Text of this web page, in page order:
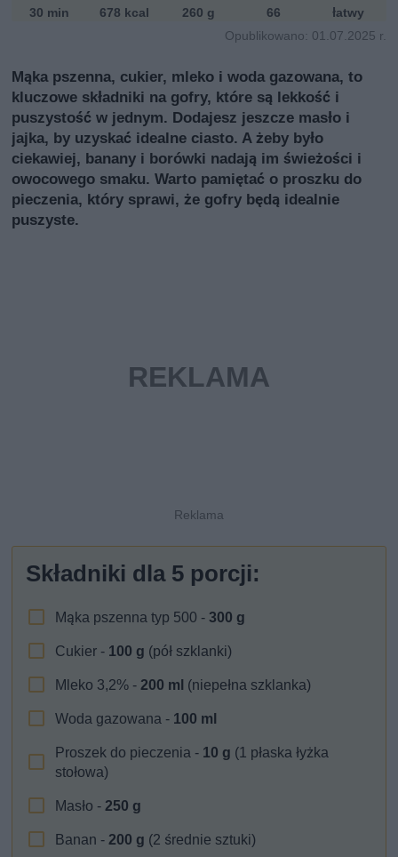
ń
30 min 678 kcal 260 g 66
łatwy
Opublikowano: 01.07.2025 r.
Mąka pszenna, cukier, mleko i woda gazowana, to
kluczowe składniki na gofry, które są lekkość i
puszystość w jednym. Dodajesz jeszcze masło i
jajka, by uzyskać idealne ciasto. A żeby było
ciekawiej, banany i borówki nadają im świeżości i
owocowego smaku. Warto pamiętać o proszku do
pieczenia, który sprawi, że gofry będą idealnie
puszyste.
Składniki dla 5 porcji:
Mąka pszenna typ 500 -300 g
Cukier - 100 g (pół szklanki)
Mleko 3,2% -200 ml (niepełna szklanka)
Woda gazowana - 100 ml
Proszek do pieczenia - 10 g (1 płaska łyżka
stołowa)
Masło -250 g
Banan -200 g (2 średnie sztuki)